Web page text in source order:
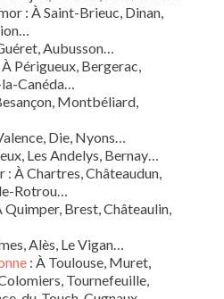
: À Saint-Brieuc, Dinan,
Aubusson…
Périgueux, Bergerac,
Canéda…
Montbéliard,
Die, Nyons…
Les Andelys, Bernay…
À Chartres, Châteaudun,
Rotrou…
Brest, Châteaulin,
Alès, Le Vigan…
: À Toulouse, Muret,
Tournefeuille,